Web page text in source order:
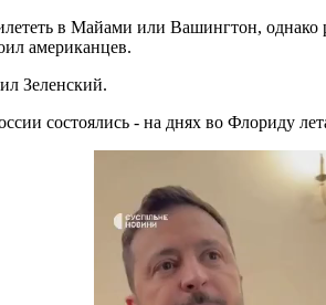
в Майами или Вашингтон, однако
американцев.
Зеленский.
состоялись - на днях во Флориду